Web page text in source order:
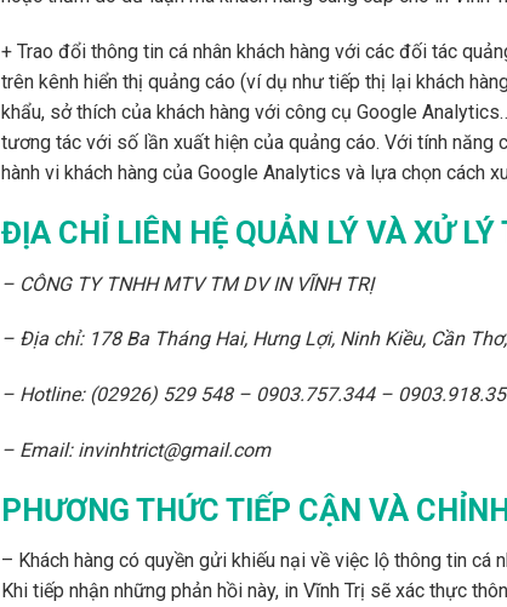
+ Trao đổi thông tin cá nhân khách hàng với các đối tác
trên kênh hiển thị quảng cáo (ví dụ như tiếp thị lại khách
khẩu, sở thích của khách hàng với công cụ Google
tương tác với số lần xuất hiện của quảng cáo. Với tính
hành vi khách hàng của Google Analytics và lựa chọn cách
ĐỊA CHỈ LIÊN HỆ QUẢN LÝ VÀ XỬ LÝ
– CÔNG TY TNHH MTV TM DV IN VĨNH TRỊ
– Địa chỉ: 178 Ba Tháng Hai, Hưng Lợi, Ninh Kiều, Cần
– Hotline: (02926) 529 548 – 0903.757.344 –
– Email: invinhtrict@gmail.com
PHƯƠNG THỨC TIẾP CẬN VÀ
– Khách hàng có quyền gửi khiếu nại về việc lộ thông tin
Khi tiếp nhận những phản hồi này, in Vĩnh Trị sẽ xác thực